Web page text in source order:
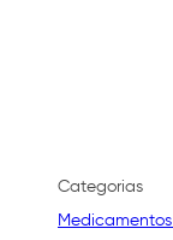
Categorias
Medicamentos